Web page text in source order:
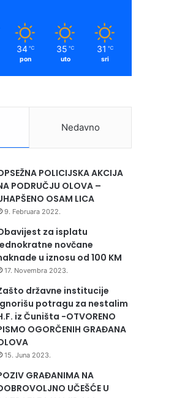
34 ℃
pon
35 ℃
uto
31 ℃
sri
Nedavno
POLICIJSKA AKCIJA
PODRUČJU OLOVA –
OSAM LICA
9. Februara 2022.
za isplatu
novčane
u iznosu od 100 KM
17. Novembra 2023.
državne institucije
potragu za nestalim
iz Čuništa -OTVORENO
OGORČENIH GRAĐANA
15. Juna 2023.
GRAĐANIMA NA
UČEŠĆE U